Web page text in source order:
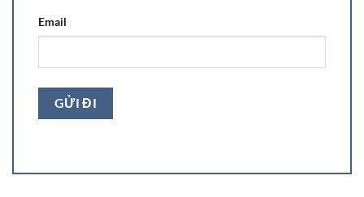
Email